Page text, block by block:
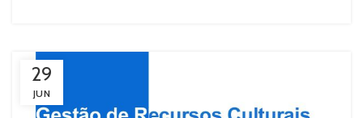
29
JUN